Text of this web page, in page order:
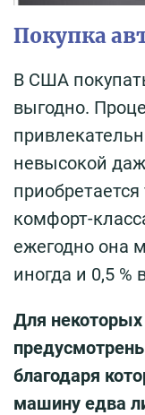
Покупка
В США
выгодно.
невысокой
комфорт-
ежегодно она
иногда и 0,5 %
Для
благодаря
машину едва